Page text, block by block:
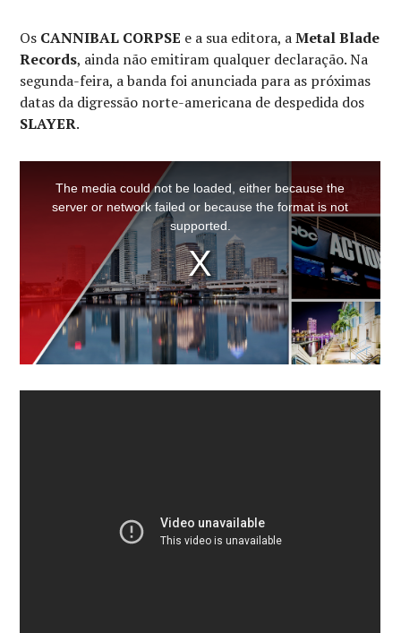
Os CANNIBAL CORPSE e a sua editora, aMetal Blade
Records, ainda não emitiram qualquer declaração. Na
segunda-feira, a banda foi anunciada para as próximas
datas da digressão norte-americana de despedida dos
SLAYER.